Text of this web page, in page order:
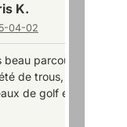
03-28
parcours, en très
étions presque les
parcours et les caddies